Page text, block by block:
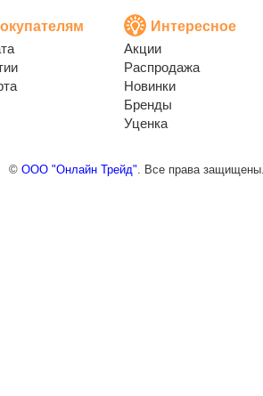
Интересное
Акции
Распродажа
Новинки
Бренды
Уценка
© ООО "Онлайн Трейд". Все права